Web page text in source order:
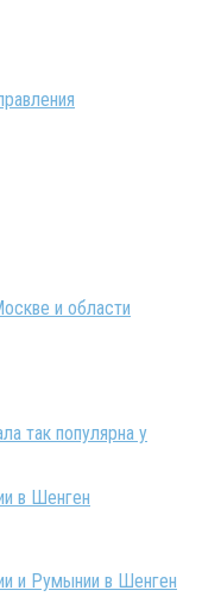
и области
так популярна у
и Румынии в Шенген